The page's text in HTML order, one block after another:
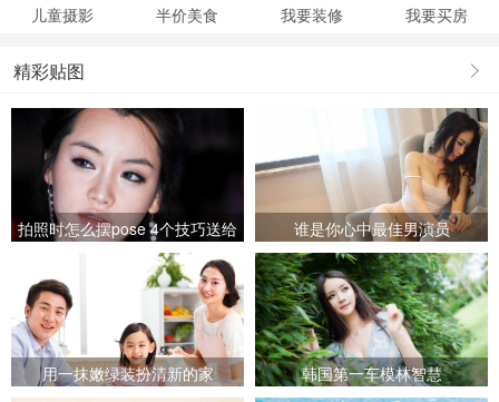
儿童摄影 半价美食 我要装修 我要买房
精彩贴图
拍照时怎么摆pose 4个技巧送给
上镜害羞的女
谁是你心中最佳男演员
用一抹嫩绿装扮清新的家 韩国第一车模林智慧